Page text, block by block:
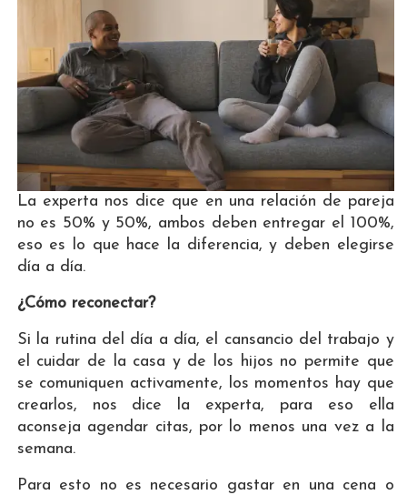
La experta nos dice que en una relación de pareja
no es 50% y 50%, ambos deben entregar el 100%,
eso es lo que hace la diferencia, y deben elegirse
día a día.
¿Cómo reconectar?
Si la rutina del día a día, el cansancio del trabajo y
el cuidar de la casa y de los hijos no permite que
se comuniquen activamente, los momentos hay que
crearlos, nos dice la experta, para eso ella
aconseja agendar citas, por lo menos una vez a la
semana.
Para esto no es necesario gastar en una cena o